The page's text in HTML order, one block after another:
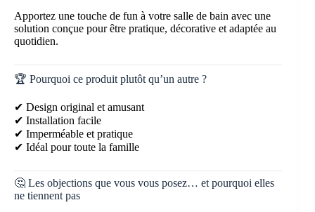
Apportez une touche de fun à votre salle de bain avec une
solution conçue pour être pratique, décorative et adaptée au
quotidien.
🏆 Pourquoi ce produit plutôt qu’un autre ?
✔ Design original et amusant
✔ Installation facile
✔ Imperméable et pratique
✔ Idéal pour toute la famille
🤔 Les objections que vous vous posez… et pourquoi elles
ne tiennent pas